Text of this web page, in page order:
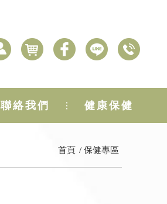
聯絡我們 健康保健
首頁 保健專區